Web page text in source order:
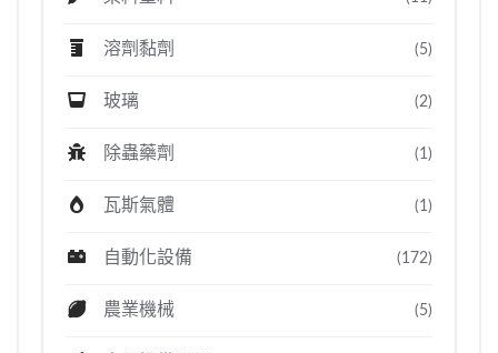
溶劑黏劑 (5)
玻璃 (2)
除蟲藥劑 (1)
瓦斯氣體 (1)
自動化設備 (172)
農業機械 (5)